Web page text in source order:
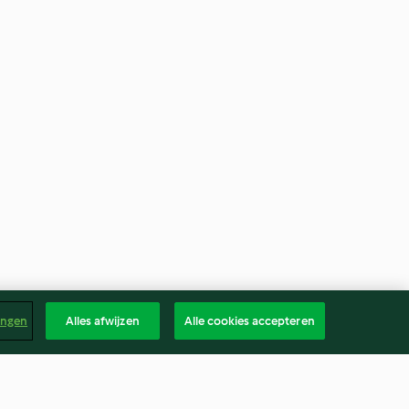
Alles afwijzen Alle cookies accepteren